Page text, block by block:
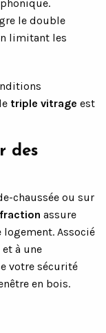
le double
limitant les
triple vitrage est
des
chaussée ou sur
assure
Associé
à une
votre sécurité
en bois.